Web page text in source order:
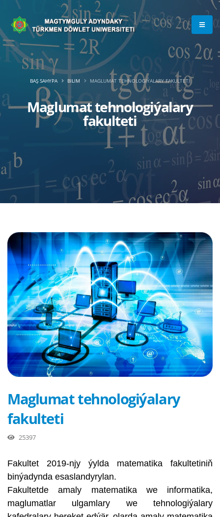
Maglumat tehnologiýalary
fakulteti
BAŞ SAHYPA BILIM MAGLUMAT TEHNOLOGIÝALARY FAKULTETI
Maglumat tehnologiýalary
fakulteti
25397
Fakultet 2019-njy ýylda matematika fakultetiniň
binýadynda esaslandyrylan.
Fakultetde amaly matematika we informatika,
maglumatlar ulgamlary we tehnologiýalary